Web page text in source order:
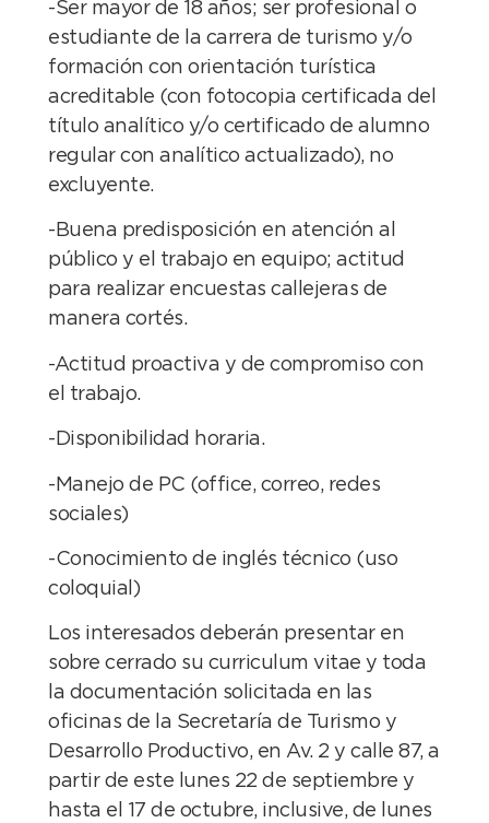
-Ser mayor de 18 años; ser profesional o
estudiante de la carrera de turismo y/o
formación con orientación turística
acreditable (con fotocopia certificada del
título analítico y/o certificado de alumno
regular con analítico actualizado), no
excluyente.
-Buena predisposición en atención al
público y el trabajo en equipo; actitud
para realizar encuestas callejeras de
manera cortés.
-Actitud proactiva y de compromiso con
el trabajo.
-Disponibilidad horaria.
-Manejo de PC (office, correo, redes
sociales)
-Conocimiento de inglés técnico (uso
coloquial)
Los interesados deberán presentar en
sobre cerrado su curriculum vitae y toda
la documentación solicitada en las
oficinas de la Secretaría de Turismo y
Desarrollo Productivo, en Av. 2 y calle 87, a
partir de este lunes 22 de septiembre y
hasta el 17 de octubre, inclusive, de lunes